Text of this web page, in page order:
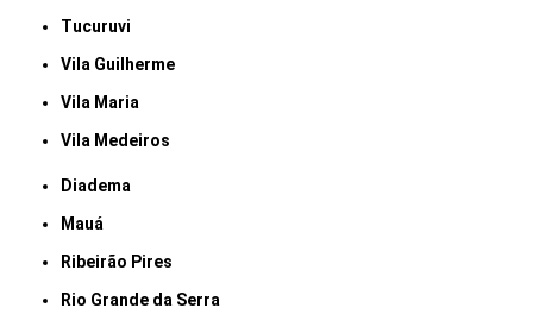
Tucuruvi
Vila Guilherme
Vila Maria
Vila Medeiros
Diadema
Mauá
Ribeirão Pires
Rio Grande da Serra